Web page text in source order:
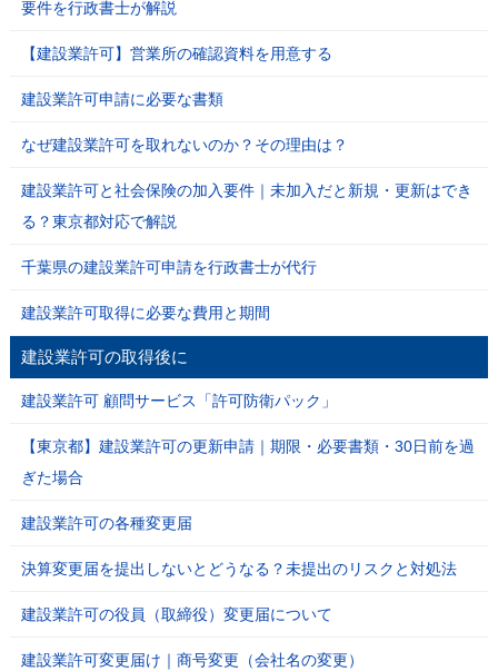
要件を行政書士が解説
【建設業許可】営業所の確認資料を用意する
建設業許可申請に必要な書類
なぜ建設業許可を取れないのか？その理由は？
建設業許可と社会保険の加入要件｜未加入だと新規・更新はでき
る？東京都対応で解説
千葉県の建設業許可申請を行政書士が代行
建設業許可取得に必要な費用と期間
建設業許可の取得後に
建設業許可 顧問サービス「許可防衛パック」
【東京都】建設業許可の更新申請｜期限・必要書類・30日前を過
ぎた場合
建設業許可の各種変更届
決算変更届を提出しないとどうなる？未提出のリスクと対処法
建設業許可の役員（取締役）変更届について
建設業許可変更届け｜商号変更（会社名の変更）